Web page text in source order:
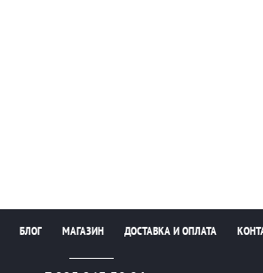
БЛОГ МАГАЗИН ДОСТАВКА И ОПЛАТА